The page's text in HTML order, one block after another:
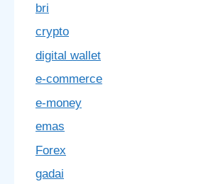
bri
crypto
digital wallet
e-commerce
e-money
emas
Forex
gadai